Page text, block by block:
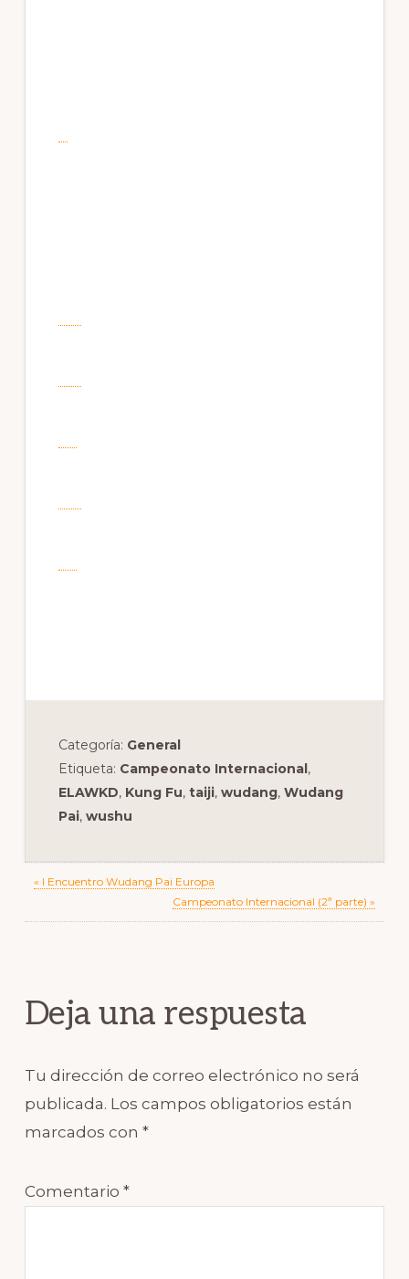
Categoría: General
Etiqueta: Campeonato Internacional,
ELAWKD, Kung Fu, taiji, wudang, Wudang
Pai, wushu
Previous
« I Encuentro Wudang Pai Europa
Next
Post:
Campeonato Internacional (2ª parte) »
Deja una respuesta
Tu dirección de correo electrónico no será
publicada. Los campos obligatorios están
marcados con *
Comentario *